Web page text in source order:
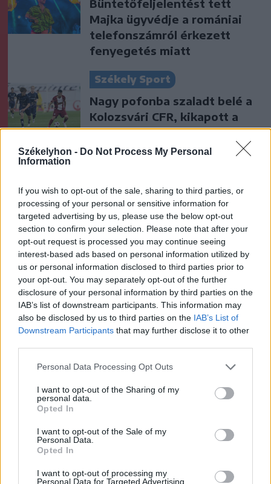
Székelyhon - Do Not Process My Personal
Information
If you wish to opt-out of the sale, sharing to third parties, or
processing of your personal or sensitive information for
targeted advertising by us, please use the below opt-out
section to confirm your selection. Please note that after your
opt-out request is processed you may continue seeing
interest-based ads based on personal information utilized by
us or personal information disclosed to third parties prior to
your opt-out. You may separately opt-out of the further
disclosure of your personal information by third parties on the
IAB’s list of downstream participants. This information may
also be disclosed by us to third parties on the IAB’s List of
Downstream Participants that may further disclose it to other
Personal Data Processing Opt Outs
I want to opt-out of the Sharing of my
personal data.
Opted In
I want to opt-out of the Sale of my
Personal Data.
Opted In
I want to opt-out of processing my
Personal Data for Targeted Advertising.
Büntetőfeljelentést tett
Majka ügyvédje a romániai
telefonszámról érkezett
fenyegetés miatt
Székely Sport
Nagy pofonba szaladt belé a
Kolozsvári CFR, kikapott a
Győr és a Loki is
Sándor Ella: Na, indíts, s
menjünk!
A rovat további cikkei